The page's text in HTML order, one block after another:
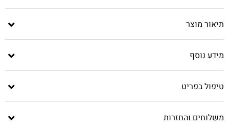
תיאור מוצר
מידע נוסף
טיפול בפריט
משלוחים והחזרות